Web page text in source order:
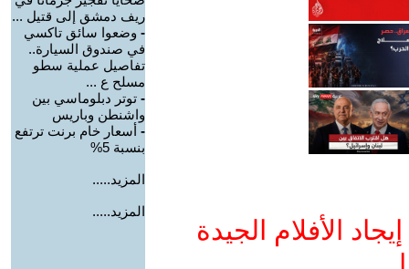
الأفلام الجيدة
ريف دمشق إلى قتيل ...
- وضعوا سائق تاكسي
في صندوق السيارة..
تفاصيل عملية سطو
مسلح ع ...
- توتر دبلوماسي بين
واشنطن وباريس
- أسعار خام برنت ترتفع
بنسبة 5%
المزيد.....
المزيد.....